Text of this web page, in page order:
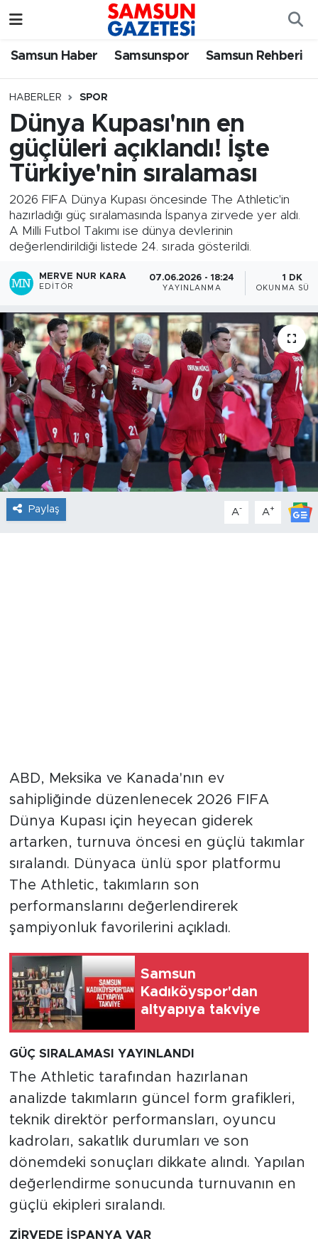
Samsun Haber Samsunspor Samsun Rehberi
HABERLER SPOR
Dünya Kupası'nın en
güçlüleri açıklandı! İşte
Türkiye'nin sıralaması
2026 FIFA Dünya Kupası öncesinde The Athletic'in
hazırladığı güç sıralamasında İspanya zirvede yer aldı.
A Milli Futbol Takımı ise dünya devlerinin
değerlendirildiği listede 24. sırada gösterildi.
MERVE NUR KARA
EDITÖR
07.06.2026 - 18:24
YAYINLANMA
1 DK
OKUNMA
Paylaş A- A+
ABD, Meksika ve Kanada'nın ev
sahipliğinde düzenlenecek 2026 FIFA
Dünya Kupası için heyecan giderek
artarken, turnuva öncesi en güçlü takımlar
sıralandı. Dünyaca ünlü spor platformu
The Athletic, takımların son
performanslarını değerlendirerek
şampiyonluk favorilerini açıkladı.
Samsun
Kadıköyspor'dan
altyapıya takviye
GÜÇ SIRALAMASI YAYINLANDI
The Athletic tarafından hazırlanan
analizde takımların güncel form grafikleri,
teknik direktör performansları, oyuncu
kadroları, sakatlık durumları ve son
dönemdeki sonuçları dikkate alındı. Yapılan
değerlendirme sonucunda turnuvanın en
güçlü ekipleri sıralandı.
ZİRVEDE İSPANYA VAR
Samsun Haber
Samsun Rehberi
Resmi İlanlar
Samsun Nöbetçi Eczaneler
SAMSUN Namaz Vakitleri
Samsun Trafik Yoğunluk Haritası
Süper Lig Puan Durumu ve Fikstür
Tüm Manşetler
Son Dakika Haberleri